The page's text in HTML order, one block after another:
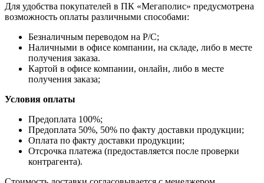
Для удобства покупателей в ПК «Мегаполис» предусмотрена
возможность оплаты различными способами:
Безналичным переводом на Р/С;
Наличными в офисе компании, на складе, либо в месте
получения заказа.
Картой в офисе компании, онлайн, либо в месте
получения заказа;
Условия оплаты
Предоплата 100%;
Предоплата 50%, 50% по факту доставки продукции;
Оплата по факту доставки продукции;
Отсрочка платежа (предоставляется после проверки
контрагента).